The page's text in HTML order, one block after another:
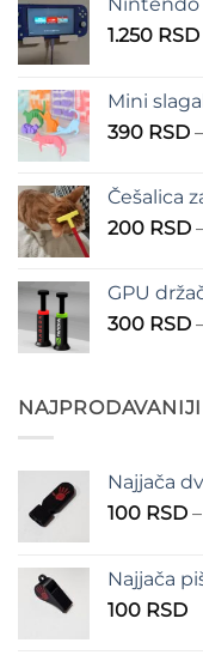
1.250 RSD
Mini
390 RSD –
Češalica
200 RSD
GPU
300 RSD
NAJPRODAVANIJI
Najjača
100 RSD –
Najjača
100 RSD